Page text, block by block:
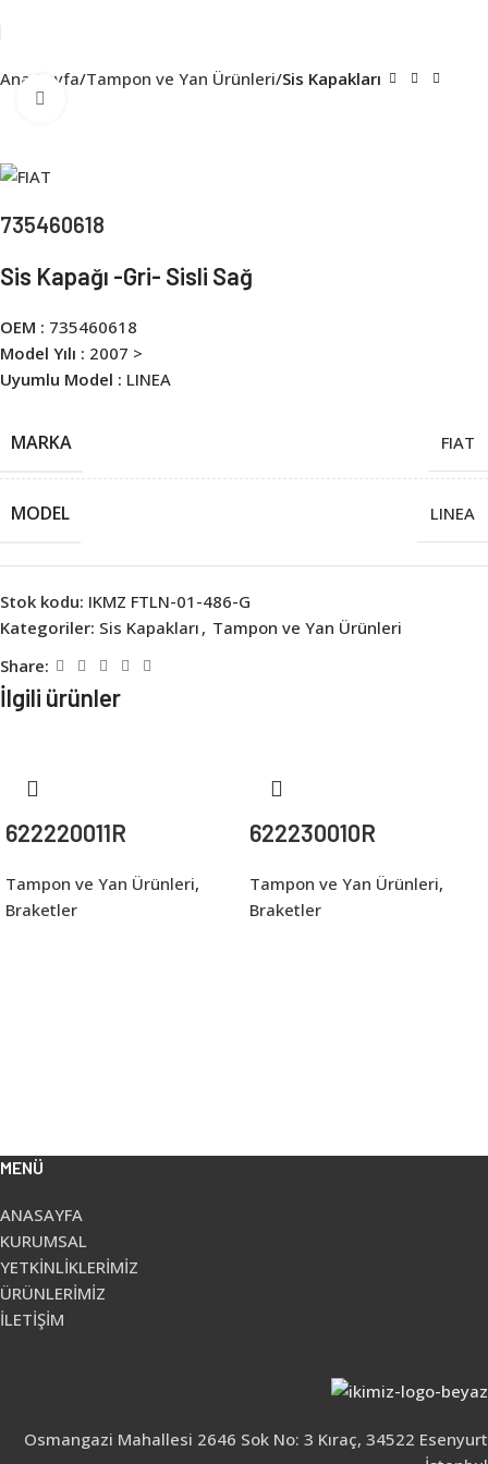
Ana Sayfa Tampon ve Yan Ürünleri Sis Kapakları
735460618
Sis Kapağı -Gri- Sisli Sağ
OEM : 735460618
Model Yılı : 2007 >
Uyumlu Model : LINEA
MARKA FIAT
MODEL LINEA
Stok kodu: IKMZ FTLN-01-486-G
Kategoriler: Sis Kapakları , Tampon ve Yan Ürünleri
Share:
İlgili ürünler
622220011R
Tampon ve Yan Ürünleri,
Braketler
622230010R
Tampon ve Yan Ürünleri,
Braketler
MENÜ
ANASAYFA
KURUMSAL
YETKİNLİKLERİMİZ
ÜRÜNLERİMİZ
İLETİŞİM
Osmangazi Mahallesi 2646 Sok No: 3 Kıraç, 34522 Esenyurt